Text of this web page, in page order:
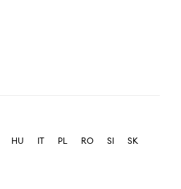
HU IT PL RO SI
SK